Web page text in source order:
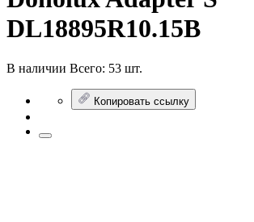
DL18895R10.15B
В наличии Всего: 53 шт.
Копировать ссылку